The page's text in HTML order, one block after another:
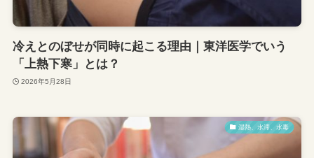
冷えとのぼせが同時に起こる理由｜東洋医学でいう
「上熱下寒」とは？
2026年5月28日
湿熱、水滞、水毒